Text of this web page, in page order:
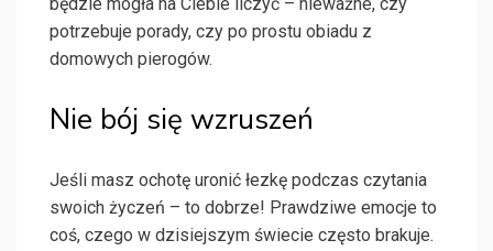
potrzebuje porady, czy po prostu obiadu z
domowych pierogów.
Nie bój się wzruszeń
Jeśli masz ochotę uronić łezkę podczas czytania
swoich życzeń – to dobrze! Prawdziwe emocje to
coś, czego w dzisiejszym świecie często brakuje.